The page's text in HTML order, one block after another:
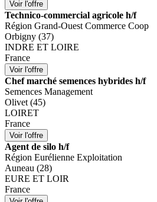
Technico-commercial agricole h/f
Région Grand-Ouest Commerce Coop
Orbigny (37)
INDRE ET LOIRE
France
Chef marché semences hybrides h/f
Semences Management
Olivet (45)
LOIRET
France
Agent de silo h/f
Région Eurélienne Exploitation
Auneau (28)
EURE ET LOIR
France